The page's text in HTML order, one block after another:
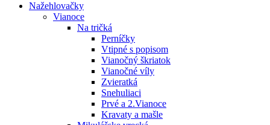
Nažehlovačky
Vianoce
Na tričká
Perníčky
Vtipné s popisom
Vianočný škriatok
Vianočné víly
Zvieratká
Snehuliaci
Prvé a 2.Vianoce
Kravaty a mašle